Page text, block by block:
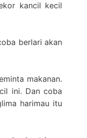
kancil kecil
berlari akan
makanan.
ini. Dan coba
harimau itu